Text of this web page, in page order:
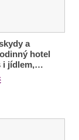
a
hotel
i jídlem,…